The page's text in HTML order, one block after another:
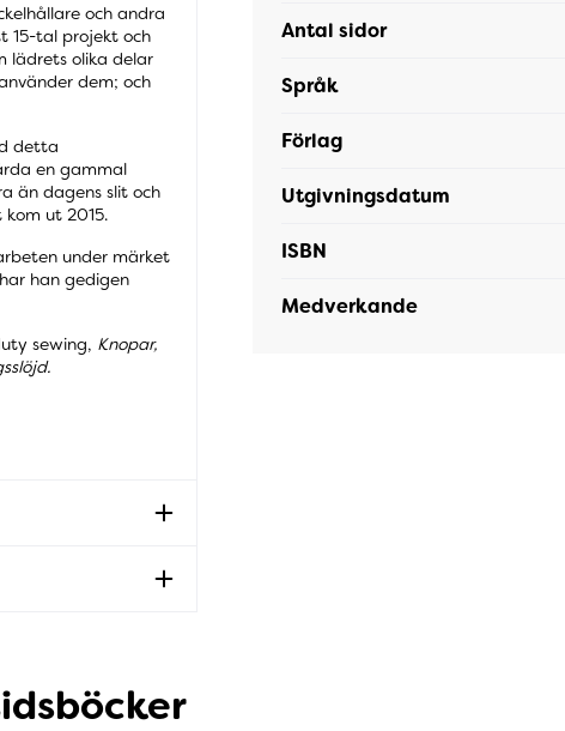
och andra
15-tal projekt och
lädrets olika delar
dem; och
detta
en gammal
än dagens slit och
ut 2015.
under märket
han gedigen
sewing, Knopar,
Antal sidor
Språk
Förlag
Utgivningsdatum
ISBN
Medverkande